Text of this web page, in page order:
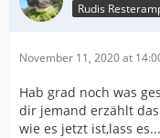
Rudis
November 11, 2020 at
Hab grad noch was
dir jemand erzählt
wie es jetzt ist,lass es...